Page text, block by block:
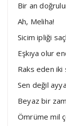
Bir an
Ah, Meliha!
Sicim ipliği
Eşkıya olur
Raks eden iki
Sen değil
Beyaz bir
Ömrüme mil